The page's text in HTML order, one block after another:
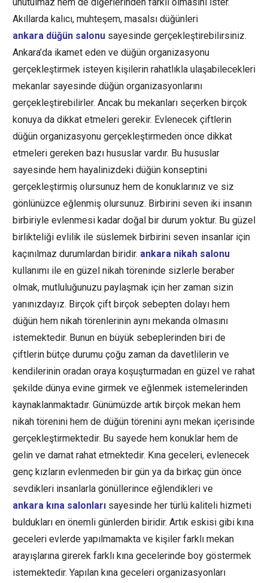
Akıllarda kalıcı, muhteşem, masalsı düğünleri
ankara düğün salonu sayesinde gerçekleştirebilirsiniz.
Ankara’da ikamet eden ve düğün organizasyonu
gerçekleştirmek isteyen kişilerin rahatlıkla ulaşabilecekleri
mekanlar sayesinde düğün organizasyonlarını
gerçekleştirebilirler. Ancak bu mekanları seçerken birçok
konuya da dikkat etmeleri gerekir. Evlenecek çiftlerin
düğün organizasyonu gerçekleştirmeden önce dikkat
etmeleri gereken bazı hususlar vardır. Bu hususlar
sayesinde hem hayalinizdeki düğün konseptini
gerçekleştirmiş olursunuz hem de konuklarınız ve siz
gönlünüzce eğlenmiş olursunuz. Birbirini seven iki insanın
birbiriyle evlenmesi kadar doğal bir durum yoktur. Bu güzel
birlikteliği evlilik ile süslemek birbirini seven insanlar için
kaçınılmaz durumlardan biridir. ankara nikah salonu
kullanımı ile en güzel nikah töreninde sizlerle beraber
olmak, mutluluğunuzu paylaşmak için her zaman sizin
yanınızdayız. Birçok çift birçok sebepten dolayı hem
düğün hem nikah törenlerinin aynı mekanda olmasını
istemektedir. Bunun en büyük sebeplerinden biri de
çiftlerin bütçe durumu çoğu zaman da davetlilerin ve
kendilerinin oradan oraya koşuşturmadan en güzel ve rahat
şekilde dünya evine girmek ve eğlenmek istemelerinden
kaynaklanmaktadır. Günümüzde artık birçok mekan hem
nikah törenini hem de düğün törenini aynı mekan içerisinde
gerçekleştirmektedir. Bu sayede hem konuklar hem de
gelin ve damat rahat etmektedir. Kına geceleri, evlenecek
genç kızların evlenmeden bir gün ya da birkaç gün önce
sevdikleri insanlarla gönüllerince eğlendikleri ve
ankara kına salonları sayesinde her türlü kaliteli hizmeti
buldukları en önemli günlerden biridir. Artık eskisi gibi kına
geceleri evlerde yapılmamakta ve kişiler farklı mekan
arayışlarına girerek farklı kına gecelerinde boy göstermek
istemektedir. Yapılan kına geceleri organizasyonları